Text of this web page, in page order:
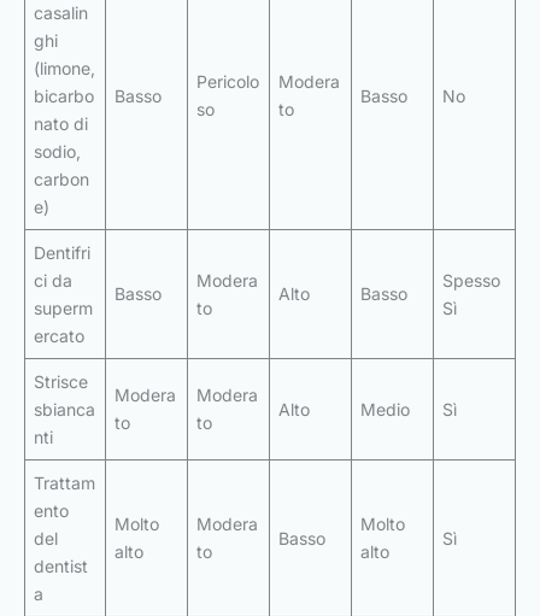
casalin
ghi
(limone,
bicarbo
nato di
sodio,
carbon
e)
Basso
Pericolo
so
Modera
to
Basso No
Dentifri
ci da
superm
ercato
Basso
Modera
to
Alto Basso
Spesso
Sì
Strisce
sbianca
nti
Modera
to
Modera
to
Alto Medio Sì
Trattam
ento
del
dentist
a
Molto
alto
Modera
to
Basso
Molto
alto
Sì